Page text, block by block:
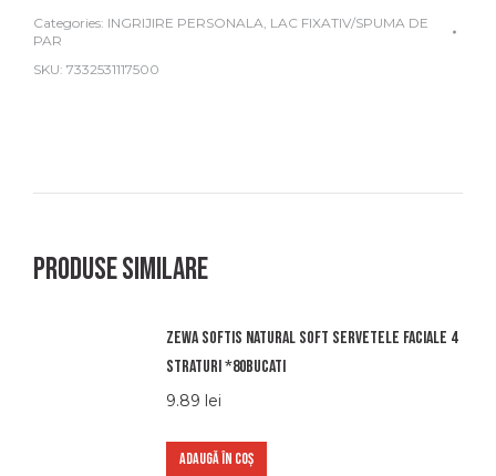
Categories: INGRIJIRE PERSONALA, LAC FIXATIV/SPUMA DE
PAR
SKU: 7332531117500
Produse similare
Zewa softis natural soft servetele faciale 4
straturi *80bucati
9.89 lei
ADAUGĂ ÎN COȘ